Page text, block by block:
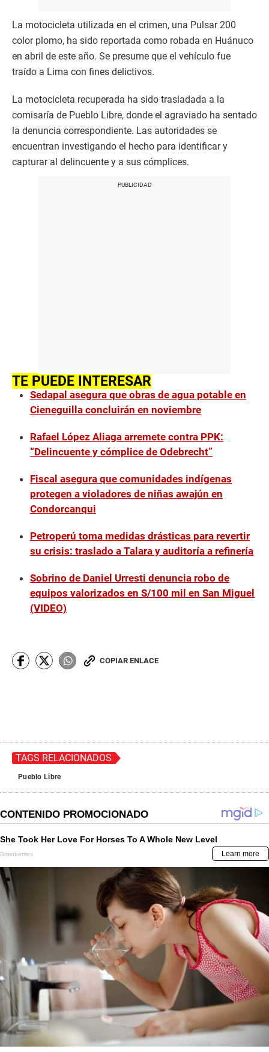
La motocicleta utilizada en el crimen, una Pulsar 200
color plomo, ha sido reportada como robada en Huánuco
en abril de este año. Se presume que el vehículo fue
traído a Lima con fines delictivos.
La motocicleta recuperada ha sido trasladada a la
comisaría de Pueblo Libre, donde el agraviado ha sentado
la denuncia correspondiente. Las autoridades se
encuentran investigando el hecho para identificar y
capturar al delincuente y a sus cómplices.
TE PUEDE INTERESAR
Sedapal asegura que obras de agua potable en
Cieneguilla concluirán en noviembre
Rafael López Aliaga arremete contra PPK:
“Delincuente y cómplice de Odebrecht”
Fiscal asegura que comunidades indígenas
protegen a violadores de niñas awajún en
Condorcanqui
Petroperú toma medidas drásticas para revertir
su crisis: traslado a Talara y auditoría a refinería
Sobrino de Daniel Urresti denuncia robo de
equipos valorizados en S/100 mil en San Miguel
(VIDEO)
COPIAR ENLACE
TAGS RELACIONADOS
Pueblo Libre